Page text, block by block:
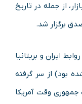
از جمله در تاریخ
ایران و بریتانیا
بود) از سر گرفته
وقت آمریکا